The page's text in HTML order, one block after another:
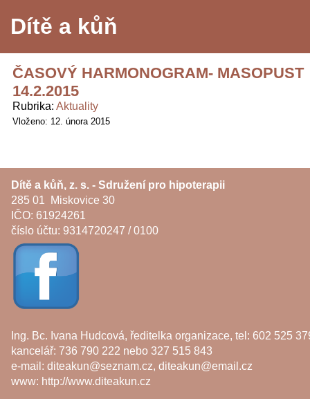
Dítě a kůň
ČASOVÝ HARMONOGRAM- MASOPUST
14.2.2015
Rubrika Aktuality
Vloženo: 12. února 2015
Dítě a kůň, z. s. - Sdružení pro hipoterapii
285 01 Miskovice 30
IČO: 61924261
číslo účtu: 9314720247 / 0100
Ing. Bc. Ivana Hudcová, ředitelka organizace, tel: 602 525
kancelář: 736 790 222 nebo 327 515 843
e-mail: diteakun@seznam.cz, diteakun@email.cz
www: http://www.diteakun.cz